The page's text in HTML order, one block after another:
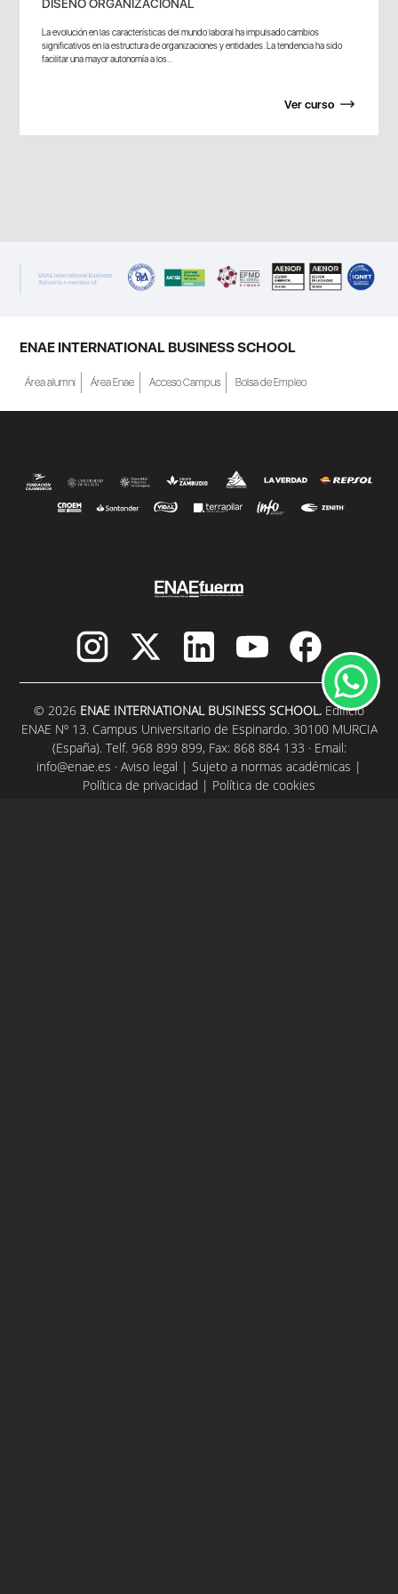
DISEÑO ORGANIZACIONAL
La evolución en las características del mundo laboral ha impulsado cambios
significativos en la estructura de organizaciones y entidades. La tendencia ha sido
facilitar una mayor autonomía a los...
Ver curso
ENAE INTERNATIONAL BUSINESS SCHOOL
Área alumni Área Enae Acceso Campus Bolsa de Empleo
© 2026 ENAE INTERNATIONAL BUSINESS SCHOOL. Edificio
ENAE Nº 13. Campus Universitario de Espinardo. 30100 MURCIA
(España). Telf. 968 899 899, Fax: 868 884 133 · Email:
info@enae.es · Aviso legal | Sujeto a normas académicas |
Política de privacidad | Política de cookies